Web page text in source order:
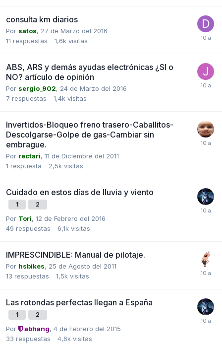
consulta km diarios
Por satos, 27 de Marzo del 2016
11 respuestas 1,6k visitas
ABS, ARS y demás ayudas electrónicas ¿SI o
NO? artículo de opinión
Por sergio_902, 24 de Marzo del 2016
7 respuestas 1,4k visitas
Invertidos-Bloqueo freno trasero-Caballitos-
Descolgarse-Golpe de gas-Cambiar sin
embrague.
Por rectari, 11 de Diciembre del 2011
1 respuesta 2,5k visitas
Cuidado en estos días de lluvia y viento
1 2
Por Tori, 12 de Febrero del 2016
49 respuestas 6,1k visitas
IMPRESCINDIBLE: Manual de pilotaje.
Por hsbikes, 25 de Agosto del 2011
13 respuestas 1,5k visitas
Las rotondas perfectas llegan a España
1 2
Por abhang, 4 de Febrero del 2015
33 respuestas 4,6k visitas